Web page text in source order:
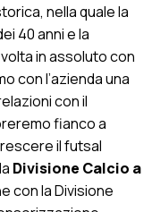
nella quale la
40 anni e la
in assoluto con
con l’azienda una
con il
fianco a
il futsal
Divisione Calcio a
con la Divisione